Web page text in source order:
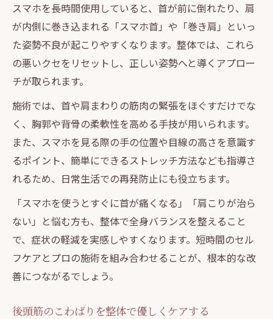
スマホを長時間使用していると、首が前に倒れたり、肩
が内側に巻き込まれる「スマホ首」や「巻き肩」といっ
た姿勢不良が起こりやすくなります。整体では、これら
の悪いクセをリセットし、正しい姿勢へと導くアプロー
チが取られます。
施術では、首や肩まわりの筋肉の緊張をほぐすだけでな
く、胸郭や背骨の柔軟性を高める手技が用いられます。
また、スマホを見る際の手の位置や目線の高さを意識す
るポイント、簡単にできるストレッチ方法なども指導さ
れるため、日常生活での再発防止にも役立ちます。
「スマホを使うとすぐに首が痛くなる」「肩こりが治ら
ない」と悩む方も、整体で全身バランスを整えること
で、症状の軽減を実感しやすくなります。短時間のセル
フケアとプロの施術を組み合わせることが、根本的な改
善につながるでしょう。
後頭筋のこわばりを整体で優しくケアする